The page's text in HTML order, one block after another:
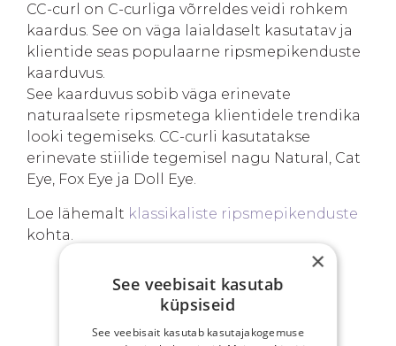
CC-curl on C-curliga võrreldes veidi rohkem
kaardus. See on väga laialdaselt kasutatav ja
klientide seas populaarne ripsmepikenduste
kaarduvus.
See kaarduvus sobib väga erinevate
naturaalsete ripsmetega klientidele trendika
looki tegemiseks. CC-curli kasutatakse
erinevate stiilide tegemisel nagu Natural, Cat
Eye, Fox Eye ja Doll Eye.
Loe lähemalt klassikaliste ripsmepikenduste
kohta.
SINU EELISED
×
See veebisait kasutab
küpsiseid
See veebisait kasutab kasutajakogemuse